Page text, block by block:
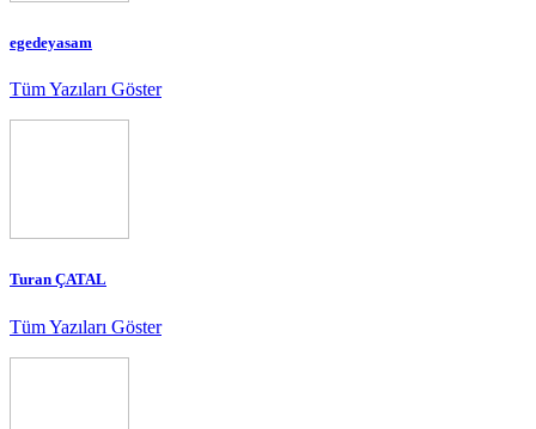
egedeyasam
Tüm Yazıları Göster
Turan ÇATAL
Tüm Yazıları Göster